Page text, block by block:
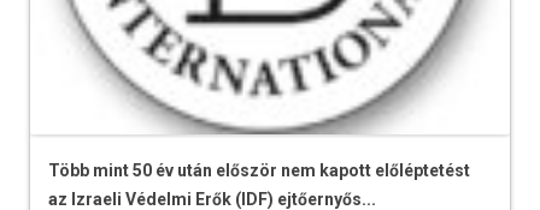
Több mint 50 év után először nem kapott előléptetést
az Izraeli Védelmi Erők (IDF) ejtőernyős...